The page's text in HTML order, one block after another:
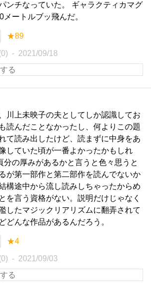
ンチなっていた。 ギャラクティカマグ
メートルブッ飛んだ。
★89
2021/09/18
川上未映子の夫としてしか認識してお
読んだことなかったし、何よりこの題
て読み出したけど、読まずに中身をあ
していた頃が一番よかったかもしれ
分の厚みがあるかと言うと色々思うと
が第一部作と第二部作を読んでないか
構途中から流し読みしちゃったからめ
を言う資格がない。説明だけじゃなく
したマジックリアリズムに翻弄されて
どんな作品があるんだろう。
★4
2021/09/03